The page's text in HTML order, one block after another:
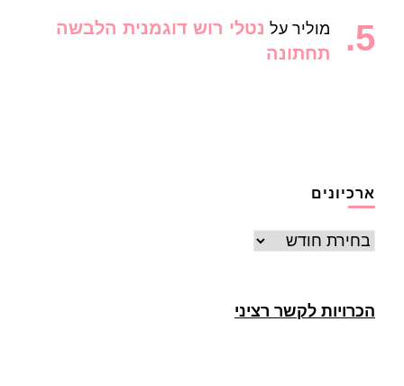
מוליר על נטלי רוש דוגמנית הלבשה
תחתונה
ארכיונים
ארכיונים
הכרויות לקשר רציני